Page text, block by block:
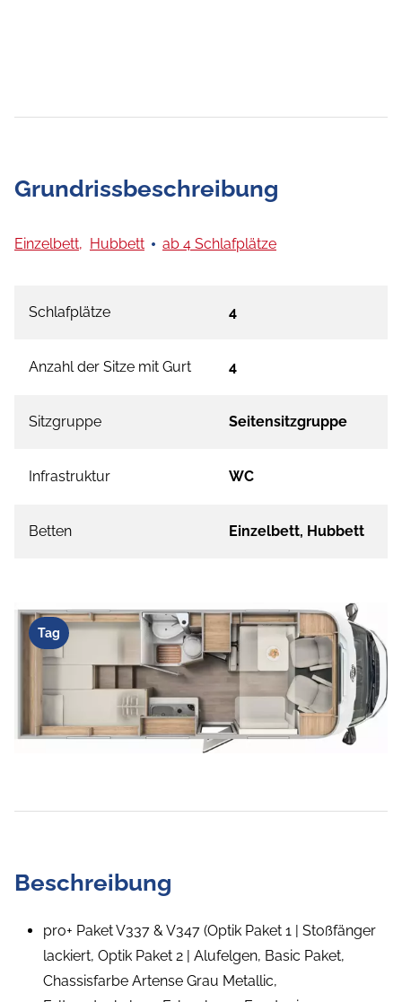
Grundrissbeschreibung
Einzelbett, Hubbett ab 4 Schlafplätze
Schlafplätze 4
Anzahl der Sitze mit Gurt 4
Sitzgruppe Seitensitzgruppe
Infrastruktur WC
Betten Einzelbett, Hubbett
Tag
Beschreibung
pro+ Paket V337 & V347 (Optik Paket 1 | Stoßfänger
lackiert, Optik Paket 2 | Alufelgen, Basic Paket,
Chassisfarbe Artense Grau Metallic,